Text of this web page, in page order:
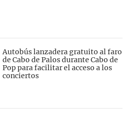
Autobús lanzadera gratuito al faro
de Cabo de Palos durante Cabo de
Pop para facilitar el acceso a los
conciertos